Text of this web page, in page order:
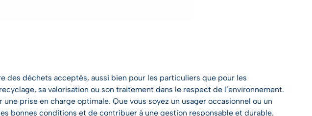
des déchets acceptés, aussi bien pour les particuliers que pour les
sa valorisation ou son traitement dans le respect de l’environnement.
prise en charge optimale. Que vous soyez un usager occasionnel ou un
bonnes conditions et de contribuer à une gestion responsable et durable.